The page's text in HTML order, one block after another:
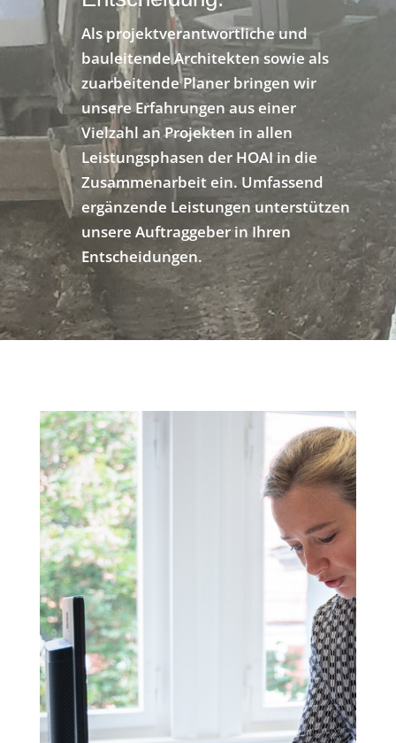
Als projektverantwortliche und
bauleitende Architekten sowie als
zuarbeitende Planer bringen wir
unsere Erfahrungen aus einer
Vielzahl an Projekten in allen
Leistungsphasen der HOAI in die
Zusammenarbeit ein. Umfassend
ergänzende Leistungen unterstützen
unsere Auftraggeber in Ihren
Entscheidungen.